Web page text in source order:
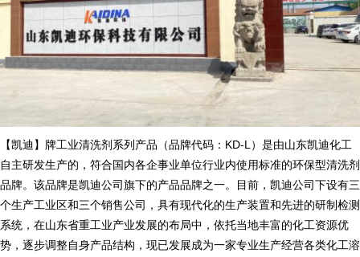
【凯迪】牌工业清洗剂系列产品（品牌代码：KD-L）是由山东凯迪化工
自主研发生产的，符合国内各企事业单位行业内使用标准的环保型清洗剂
品牌。该品牌是凯迪公司旗下的产品品牌之一。目前，凯迪公司下设有三
个生产工业区和三个销售公司，具有现代化的生产装置和先进的研制检测
系统，在山东省重工业产业发展的布局中，依托当地丰富的化工资源优
势，逐步调整自身产品结构，现已发展成为一家专业生产经营各类化工溶